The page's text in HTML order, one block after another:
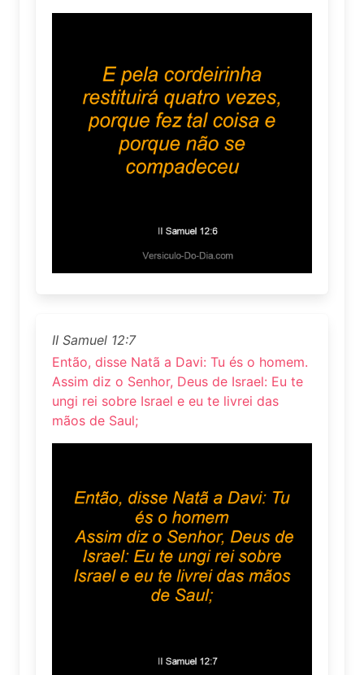
II Samuel 12:7
Então, disse Natã a Davi: Tu és o homem.
Assim diz o Senhor, Deus de Israel: Eu te
ungi rei sobre Israel e eu te livrei das
mãos de Saul;